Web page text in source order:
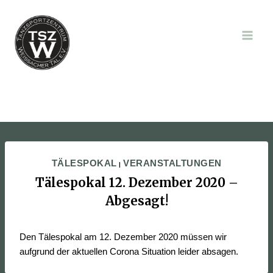
springen
TÄLESPOKAL | VERANSTALTUNGEN
Tälespokal 12. Dezember 2020 –
Abgesagt!
Den Tälespokal am 12. Dezember 2020 müssen wir
aufgrund der aktuellen Corona Situation leider absagen.